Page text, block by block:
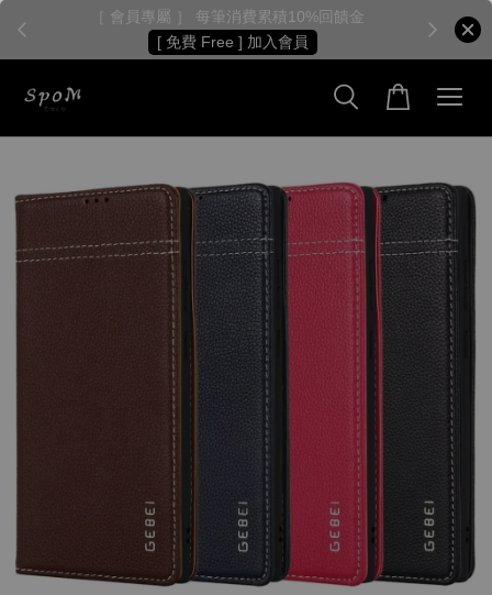
［ 會員專屬 ］ 每筆消費累積10%回饋金
[ 免費 Free ] 加入會員